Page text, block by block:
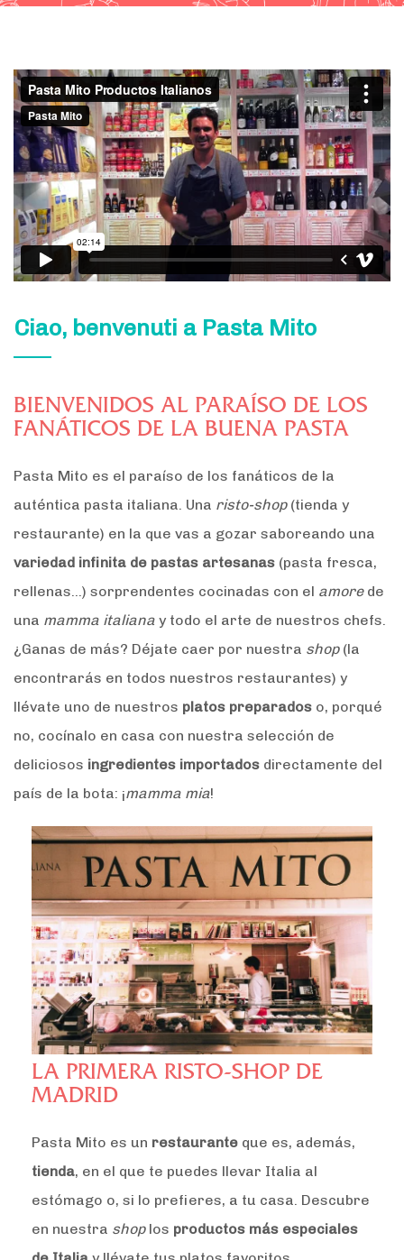
Ciao, benvenuti a Pasta Mito
BIENVENIDOS AL PARAÍSO DE LOS
FANÁTICOS DE LA BUENA PASTA
Pasta Mito es el paraíso de los fanáticos de la
auténtica pasta italiana. Una risto-shop(tienda y
restaurante) en la que vas a gozar saboreando una
variedad infinita de pastas artesanas (pasta fresca,
rellenas…) sorprendentes cocinadas con el amorede
una mamma italiana y todo el arte de nuestros chefs.
¿Ganas de más? Déjate caer por nuestra shop(la
encontrarás en todos nuestros restaurantes) y
llévate uno de nuestros platos preparados o, porqué
no, cocínalo en casa con nuestra selección de
deliciosos ingredientes importados directamente del
país de la bota: ¡mamma mia!
LA PRIMERA RISTO-SHOP DE
MADRID
Pasta Mito es un restaurante que es, además,
tienda, en el que te puedes llevar Italia al
estómago o, si lo prefieres, a tu casa. Descubre
en nuestra shoplos productos más especiales